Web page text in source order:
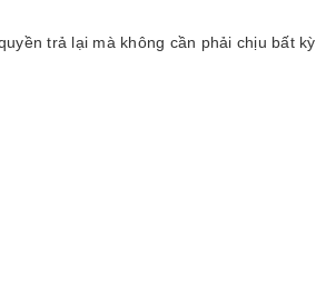
trả lại mà không cần phải chịu bất kỳ